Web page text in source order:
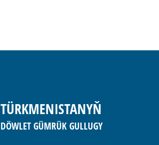
TÜRKMENISTANYŇ
DÖWLET GÜMRÜK GULLUGY